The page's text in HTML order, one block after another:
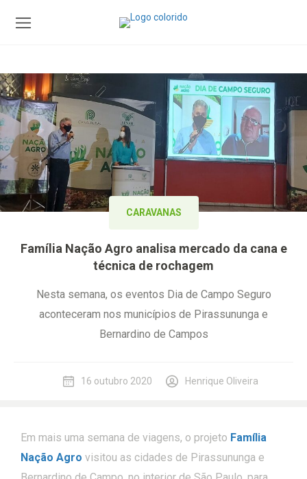
CARAVANAS
Família Nação Agro analisa mercado da cana e
técnica de rochagem
Nesta semana, os eventos Dia de Campo Seguro
aconteceram nos municípios de Pirassununga e
Bernardino de Campos
16 outubro 2020 Henrique Oliveira
Em mais uma semana de viagens, o projeto Família
Nação Agro visitou as cidades de Pirassununga e